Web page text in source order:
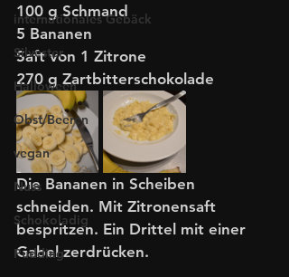
internationales Gebäck
Silvester
Halloween
Obst/Beeren
vegan
Nuss
Schokoladig
Pudding
100 g Schmand
5 Bananen
Saft von 1 Zitrone
270 g Zartbitterschokolade
Die Bananen in Scheiben
schneiden. Mit Zitronensaft
bespritzen. Ein Drittel mit einer
Gabel zerdrücken.